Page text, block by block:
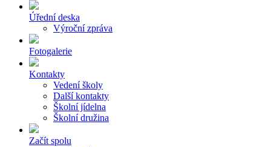
Úřední deska
Výroční zpráva
Fotogalerie
Kontakty
Vedení školy
Další kontakty
Školní jídelna
Školní družina
Začít spolu